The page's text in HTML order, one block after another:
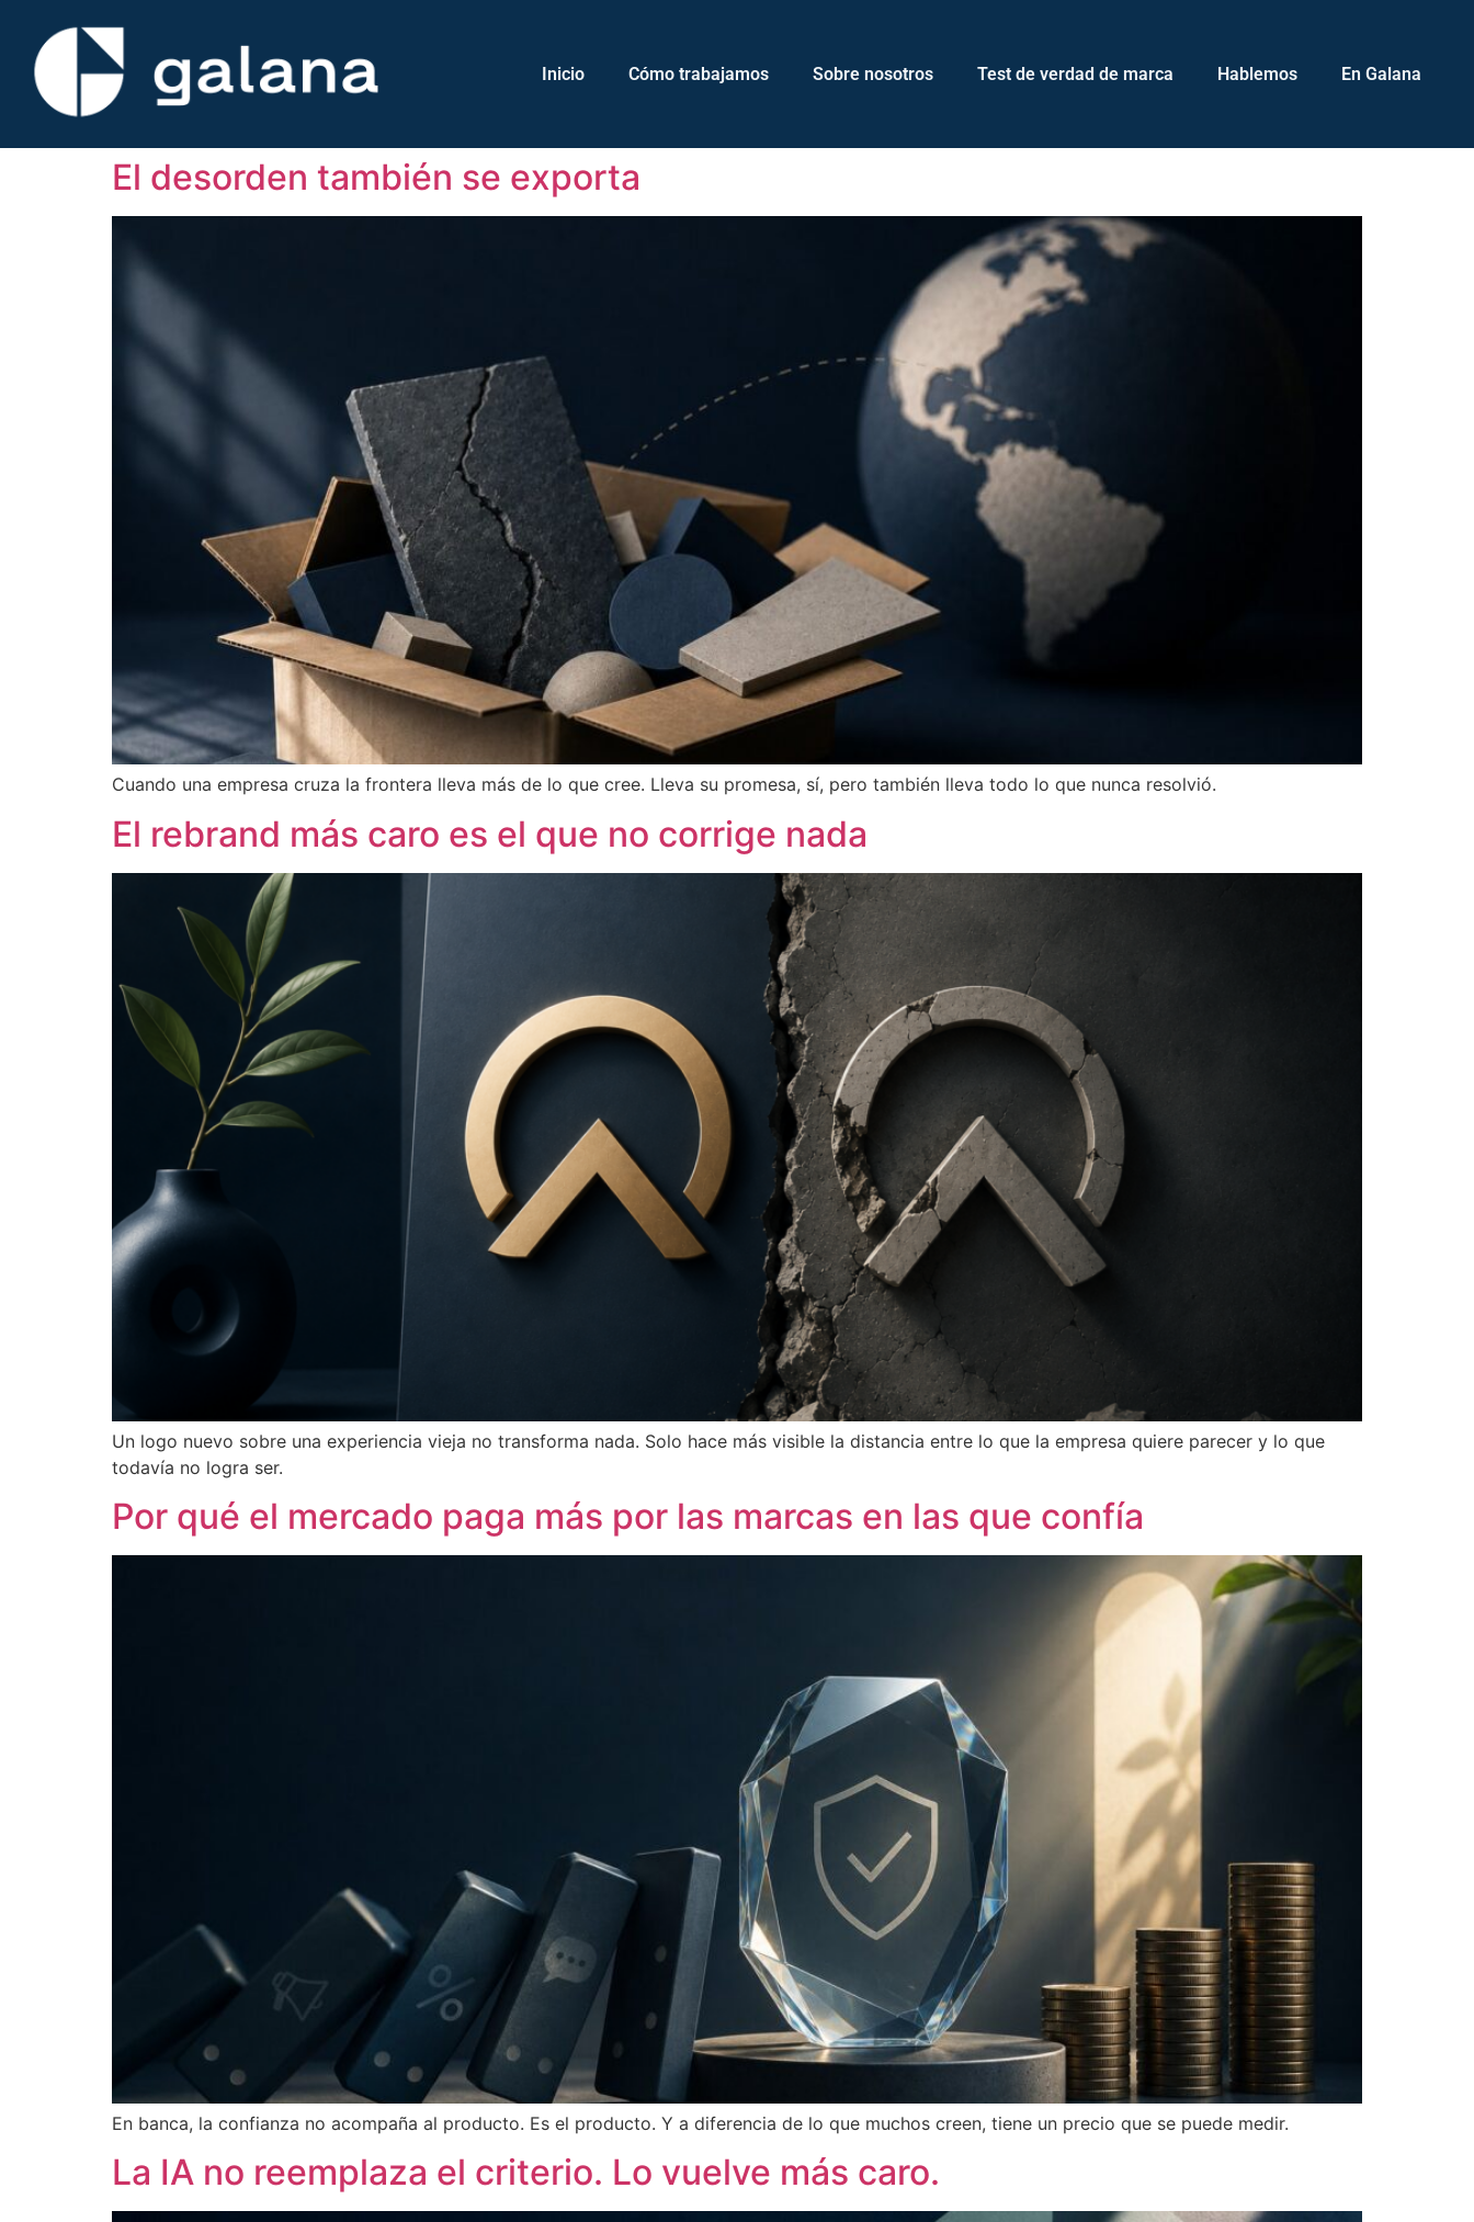
Inicio Cómo trabajamos Sobre nosotros Test de verdad de marca Hablemos En Galana
El desorden también se exporta
Cuando una empresa cruza la frontera lleva más de lo que cree. Lleva su promesa, sí, pero también lleva todo lo que nunca resolvió.
El rebrand más caro es el que no corrige nada
Un logo nuevo sobre una experiencia vieja no transforma nada. Solo hace más visible la distancia entre lo que la empresa quiere parecer y lo que
todavía no logra ser.
Por qué el mercado paga más por las marcas en las que confía
En banca, la confianza no acompaña al producto. Es el producto. Y a diferencia de lo que muchos creen, tiene un precio que se puede medir.
La IA no reemplaza el criterio. Lo vuelve más caro.